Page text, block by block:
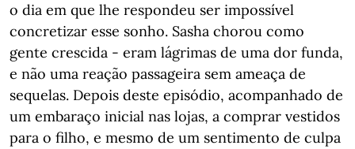
o dia em que lhe respondeu ser impossível
concretizar esse sonho. Sasha chorou como
gente crescida - eram lágrimas de uma dor funda,
e não uma reação passageira sem ameaça de
sequelas. Depois deste episódio, acompanhado de
um embaraço inicial nas lojas, a comprar vestidos
para o filho, e mesmo de um sentimento de culpa